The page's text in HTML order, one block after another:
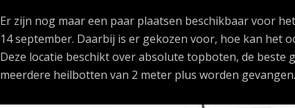
Er zijn nog maar een paar plaatsen beschikbaar voor
14 september. Daarbij is er gekozen voor, hoe kan het
Deze locatie beschikt over absolute topboten, de beste
meerdere heilbotten van 2 meter plus worden gevangen.